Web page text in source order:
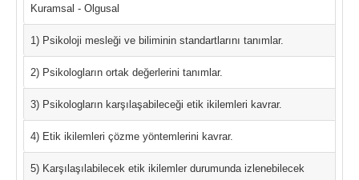
Kuramsal - Olgusal
1) Psikoloji mesleği ve biliminin standartlarını tanımlar.
2) Psikologların ortak değerlerini tanımlar.
3) Psikologların karşılaşabileceği etik ikilemleri kavrar.
4) Etik ikilemleri çözme yöntemlerini kavrar.
5) Karşılaşılabilecek etik ikilemler durumunda izlenebilecek